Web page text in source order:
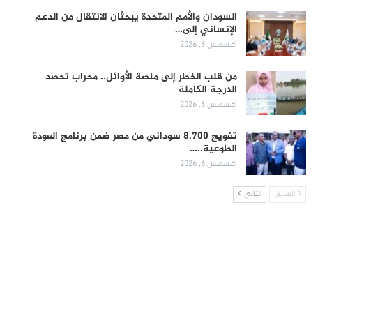
السودان والأمم المتحدة يبحثان الانتقال من الدعم
الإنساني إلى…
أغسطس 6, 2026
من قلب الخطر إلى منصة الأوائل.. محراب تحصد
الدرجة الكاملة
أغسطس 6, 2026
تفويج 8,700 سوداني من مصر ضمن برنامج العودة
الطوعية..…
أغسطس 6, 2026
السابق التالي